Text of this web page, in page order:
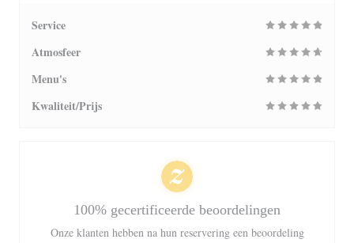
Service
Atmosfeer
Menu's
Kwaliteit/Prijs
100% gecertificeerde beoordelingen
Onze klanten hebben na hun reservering een beoordeling